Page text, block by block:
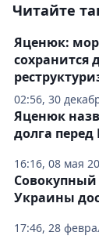
Читайте
02:56, 30
Яценюк:
сохранится
16:16, 08 мая
Яценюк
долга
17:46, 28
Украины